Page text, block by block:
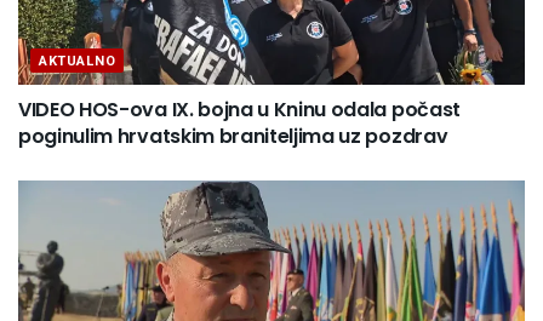
AKTUALNO
VIDEO HOS-ova IX. bojna u Kninu odala počast
poginulim hrvatskim braniteljima uz pozdrav